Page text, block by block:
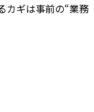
カギは事前の“業務